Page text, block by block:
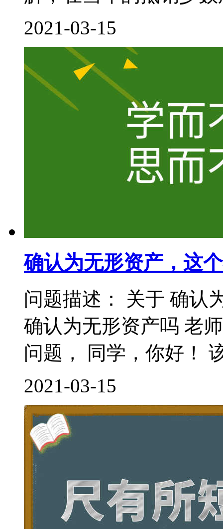
2021-03-15
确认为无形资产，这
问题描述： 关于 确认
确认为无形资产吗 老
问题， 同学，你好！
2021-03-15